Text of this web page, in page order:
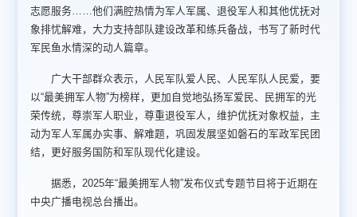
志愿服务……他们满腔热情为军人军属、退役军人和其他优抚对
象排忧解难，大力支持部队建设改革和练兵备战，书写了新时代
军民鱼水情深的动人篇章。
广大干部群众表示，人民军队爱人民、人民军队人民爱，要
以“最美拥军人物”为榜样，更加自觉地弘扬军爱民、民拥军的光
荣传统，尊崇军人职业，尊重退役军人，维护优抚对象权益，主
动为军人军属办实事、解难题，巩固发展坚如磐石的军政军民团
结，更好服务国防和军队现代化建设。
据悉，2025年“最美拥军人物”发布仪式专题节目将于近期在
中央广播电视总台播出。